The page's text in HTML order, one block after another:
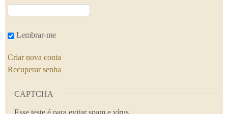
Lembrar-me
Criar nova conta
Recuperar senha
CAPTCHA
Esse teste é para evitar spam e vírus.